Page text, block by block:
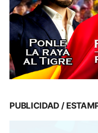
PUBLICIDAD /